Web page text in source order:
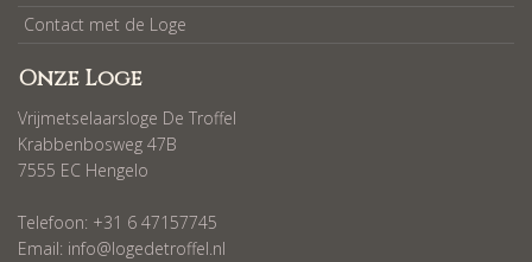
Contact met de Loge
Onze Loge
Vrijmetselaarsloge De Troffel
Krabbenbosweg 47B
7555 EC Hengelo
Telefoon: +31 6 47157745
Email: info@logedetroffel.nl